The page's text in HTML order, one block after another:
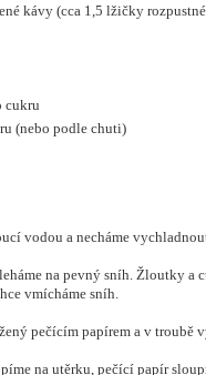
kávy (cca 1,5 lžičky
cukru
(nebo podle chuti)
vodou a necháme
na pevný sníh. Žloutky a
vmícháme sníh.
pečícím papírem a v troubě
na utěrku, pečící papír